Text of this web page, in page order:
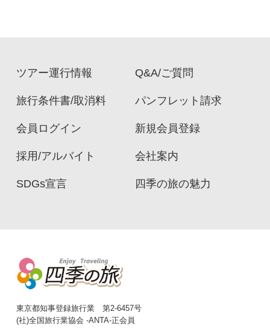
ツアー運行情報 Q&A/ご質問
旅行条件書/取消料 パンフレット請求
会員ログイン 新規会員登録
採用/アルバイト 会社案内
SDGs宣言 四季の旅の魅力
東京都知事登録旅行業 第2-6457号
(社)全国旅行業協会 -ANTA-正会員